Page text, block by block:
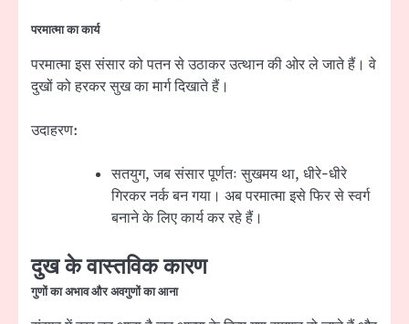
परमात्मा का कार्य
परमात्मा इस संसार को पतन से उठाकर उत्थान की ओर ले जाते हैं। वे
दुखों को हरकर सुख का मार्ग दिखाते हैं।
उदाहरण:
सतयुग, जब संसार पूर्णतः सुखमय था, धीरे-धीरे
गिरकर नर्क बन गया। अब परमात्मा इसे फिर से स्वर्ग
बनाने के लिए कार्य कर रहे हैं।
दुख के वास्तविक कारण
गुणों का अभाव और अवगुणों का आना